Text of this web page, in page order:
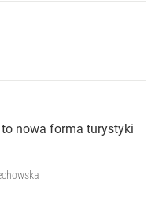
to nowa forma turystyki